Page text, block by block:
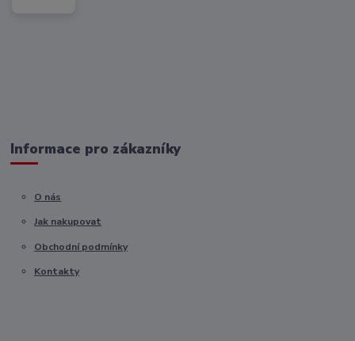
Informace pro zákazníky
O nás
Jak nakupovat
Obchodní podmínky
Kontakty